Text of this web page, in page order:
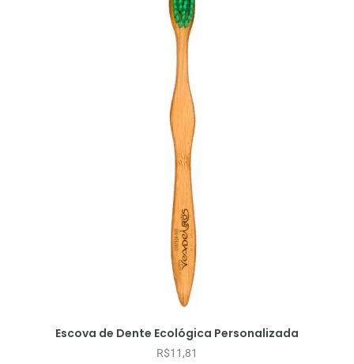
Escova de Dente Ecológica Personalizada
R$11,81